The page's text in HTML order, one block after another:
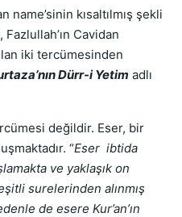
name’sinin kısaltılmış şekli
Cavidan
iki tercümesinden
Dürr-i Yetim adlı
değildir. Eser, bir
“Eser ibtida
ve yaklaşık on
surelerinden alınmış
de esere Kur’an’ın